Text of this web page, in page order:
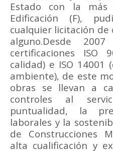
Estado con la más
Edificación (F),
cualquier licitación
alguno.Desde
certificaciones ISO
calidad) e ISO 14001
ambiente), de este
obras se llevan a
controles al
puntualidad, la
laborales y la
de Construcciones
alta cualificación y